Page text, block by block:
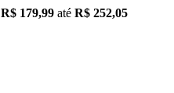
R$ 179,99 até R$ 252,05